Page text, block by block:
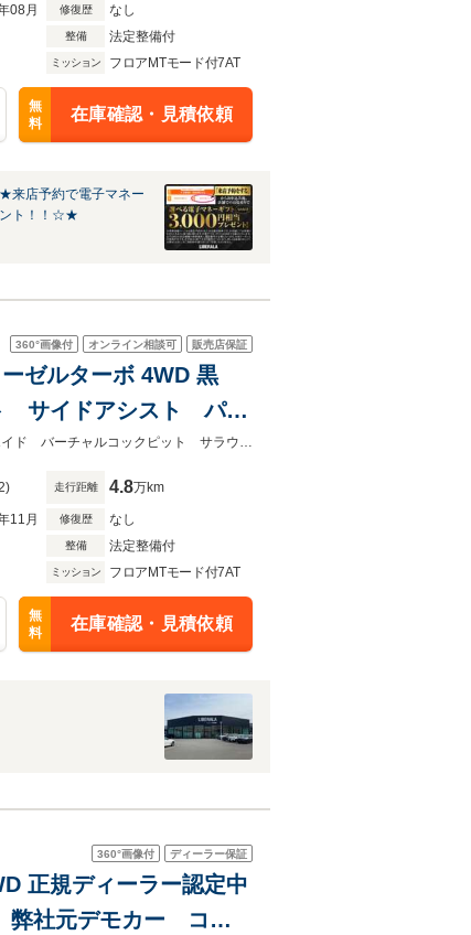
08月 修復歴 なし
整備 法定整備付
ミッション フロアMTモード付7AT
無
料
在庫確認・見積依頼
来店予約で電子マネー
ント！！☆★
360°画像付 オンライン相談可 販売店保証
ゼルターボ 4WD 黒
サイドアシスト パー
ビューカメラ LEDヘ
トヒーター ETC
黒革 プレセンスシティ アクティブレーンアシスト サイドアシストパーキングエイド バーチャルコックピット サラウンドビューカメラ LEDヘッドライト パワーバックドア
走行距離 4.8万km
11月 修復歴 なし
整備 法定整備付
ミッション フロアMTモード付7AT
無
料
在庫確認・見積依頼
360°画像付 ディーラー保証
正規ディーラー認定中
弊社元デモカー コン